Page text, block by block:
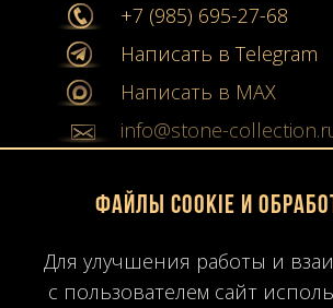
+7 (985) 695-27-68
Написать в Telegram
Написать в MAX
info@stone-
Мы в социальных сетях:
Youtube
Файлы Cookie и
Для улучшения работы и
с пользователем сайт